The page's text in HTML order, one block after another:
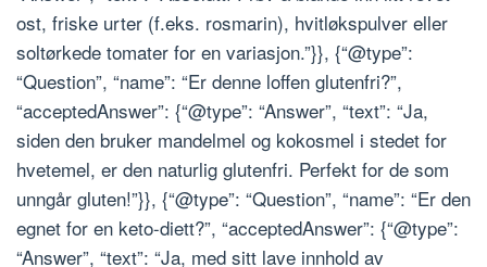
ost, friske urter (f.eks. rosmarin), hvitløkspulver eller
soltørkede tomater for en variasjon.”}}, {“@type”:
“Question”, “name”: “Er denne loffen glutenfri?”,
“acceptedAnswer”: {“@type”: “Answer”, “text”: “Ja,
siden den bruker mandelmel og kokosmel i stedet for
hvetemel, er den naturlig glutenfri. Perfekt for de som
unngår gluten!”}}, {“@type”: “Question”, “name”: “Er den
egnet for en keto-diett?”, “acceptedAnswer”: {“@type”:
“Answer”, “text”: “Ja, med sitt lave innhold av